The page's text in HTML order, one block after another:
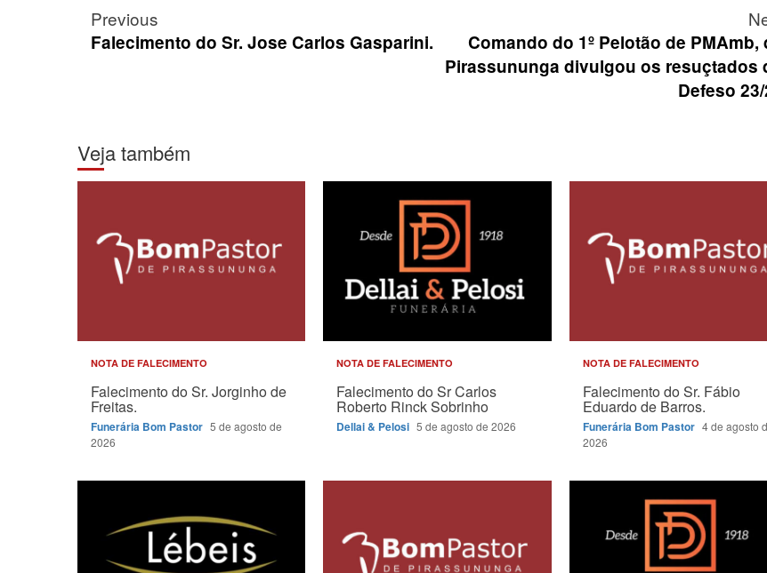
Post
navigation
Previous
Falecimento do Sr. Jose Carlos Gasparini.
Comando do 1º Pelotão de PMAmb,
Pirassununga divulgou os resuçtados
Defeso
Veja também
NOTA DE FALECIMENTO
Falecimento do Sr. Jorginho de
Freitas.
Funerária Bom Pastor 5 de agosto de
2026
NOTA DE FALECIMENTO
Falecimento do Sr Carlos
Roberto Rinck Sobrinho
Dellai & Pelosi 5 de agosto de 2026
NOTA DE FALECIMENTO
Falecimento do Sr. Fábio
Eduardo de Barros.
Funerária Bom Pastor 4 de agosto
2026